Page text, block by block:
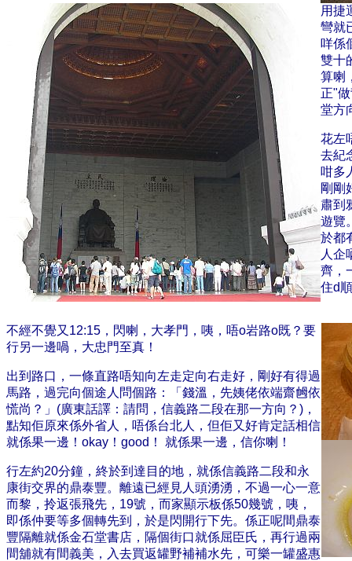
用捷
彎就
咩係
雙十
算喇
正"
堂方
花左
去紀
咁多
剛剛
肅到
遊覽
於都
人企
齊，
住d
不經不覺又12:15，閃喇，大孝門，咦，唔o岩路o既？要
行另一邊喎，大忠門至真！
出到路口，一條直路唔知向左走定向右走好，剛好有得過
馬路，過完向個途人問個路：「錢溫，先姨佬依端齋乸依
慌尚？」(廣東話譯：請問，信義路二段在那一方向？)，
點知佢原來係外省人，唔係台北人，但佢又好肯定話相信
就係果一邊！okay！good！ 就係果一邊，信你喇！
行左約20分鐘，終於到達目的地，就係信義路二段和永
康街交界的鼎泰豐。離遠已經見人頭湧湧，不過一心一意
而黎，拎返張飛先，19號，而家顯示板係50幾號，咦，
即係仲要等多個轉先到，於是閃開行下先。係正呢間鼎泰
豐隔離就係金石堂書店，隔個街口就係屈臣氏，再行過兩
間舖就有間義美，入去買返罐野補補水先，可樂一罐盛惠